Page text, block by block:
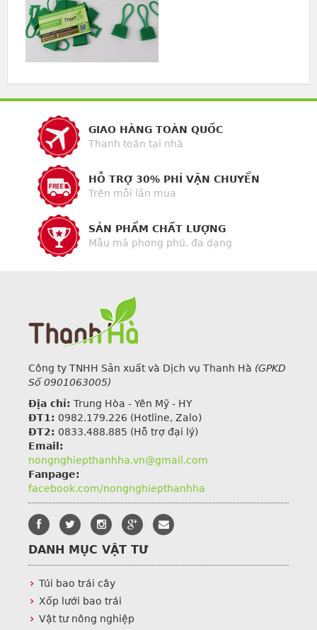
GIAO HÀNG TOÀN QUỐC
Thanh toán tại nhà
HỖ TRỢ 30% PHÍ VẬN CHUYỂN
Trên mỗi lần mua
SẢN PHẨM CHẤT LƯỢNG
Mẫu mã phong phú, đa dạng
Công ty TNHH Sản xuất và Dịch vụ Thanh Hà (GPKD
Số 0901063005)
Địa chỉ: Trung Hòa - Yên Mỹ - HY
ĐT1: 0982.179.226 (Hotline, Zalo)
ĐT2: 0833.488.885 (Hỗ trợ đại lý)
Email:
nongnghiepthanhha.vn@gmail.com
Fanpage:
facebook.com/nongnghiepthanhha
DANH MỤC VẬT TƯ
Túi bao trái cây
Xốp lưới bao trái
Vật tư nông nghiệp